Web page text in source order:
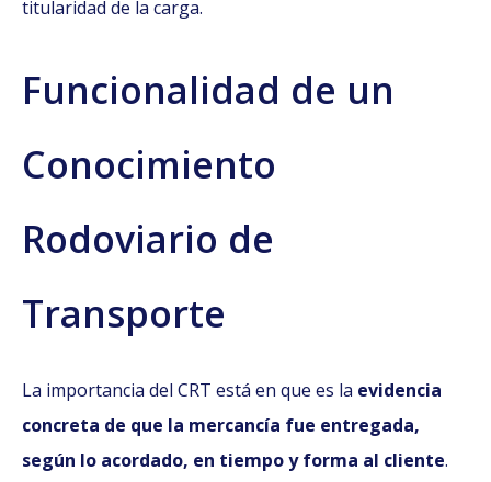
titularidad de la carga.
Funcionalidad de un
Conocimiento
Rodoviario de
Transporte
La importancia del CRT está en que es la evidencia
concreta de que la mercancía fue entregada,
según lo acordado, en tiempo y forma al cliente.